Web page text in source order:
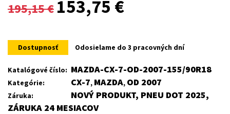
195,15€
was:
195,15 €.
153,75 €
is:
153,75 €.
Dostupnosť Odosielame do 3 pracovných dní
Katalógové číslo: MAZDA-CX-7-OD-2007-155/90R18
Kategórie: CX-7, MAZDA, OD 2007
Záruka:
NOVÝ PRODUKT, PNEU DOT 2025,
ZÁRUKA 24 MESIACOV